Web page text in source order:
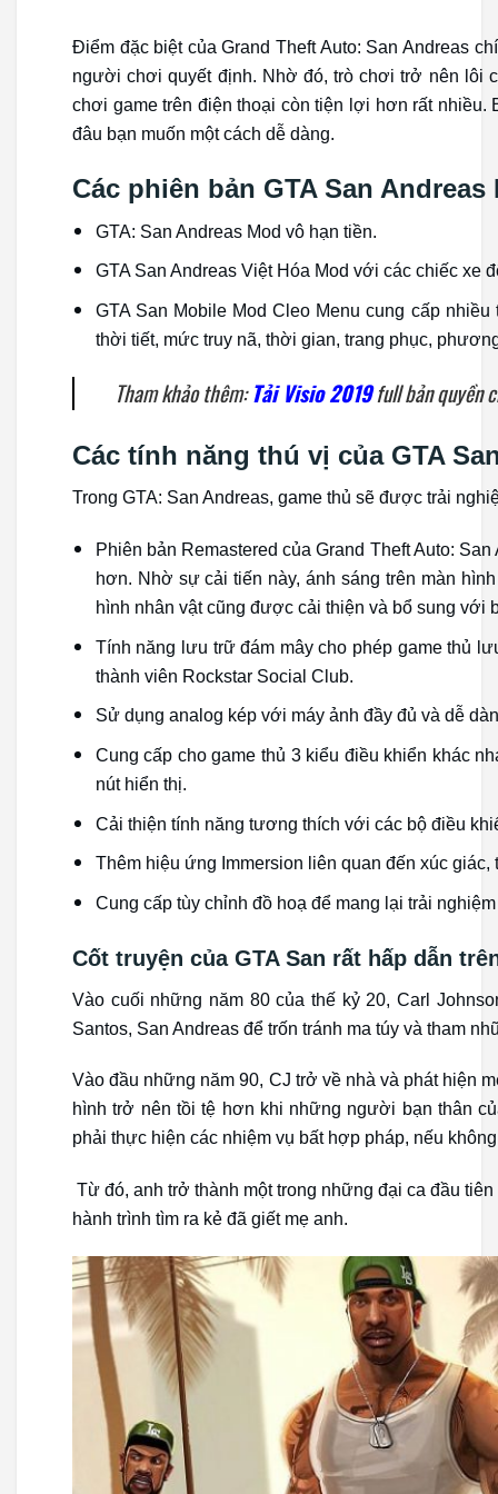
Điểm đặc biệt của Grand Theft Auto: San Andreas
người chơi quyết định. Nhờ đó, trò chơi trở nên lôi
chơi game trên điện thoại còn tiện lợi hơn rất
đâu bạn muốn một cách dễ dàng.
Các phiên bản GTA San
GTA: San Andreas Mod vô hạn tiền.
GTA San Andreas Việt Hóa Mod với các chiếc xe
GTA San Mobile Mod Cleo Menu cung cấp
thời tiết, mức truy nã, thời gian, trang phục,
Tham khảo thêm:Tải Visio 2019full bản quyền
Các tính năng thú vị của GTA
Trong GTA: San Andreas, game thủ sẽ được trải
Phiên bản Remastered của Grand Theft Auto:
hơn. Nhờ sự cải tiến này, ánh sáng trên màn
hình nhân vật cũng được cải thiện và bổ sung
Tính năng lưu trữ đám mây cho phép game thủ
thành viên Rockstar Social Club.
Sử dụng analog kép với máy ảnh đầy đủ và dễ
Cung cấp cho game thủ 3 kiểu điều khiển khác
nút hiển thị.
Cải thiện tính năng tương thích với các bộ điều
Thêm hiệu ứng Immersion liên quan đến xúc
Cung cấp tùy chỉnh đồ hoạ để mang lại trải
Cốt truyện của GTA San rất hấp dẫn
Vào cuối những năm 80 của thế kỷ 20, Carl
Santos, San Andreas để trốn tránh ma túy và tham
Vào đầu những năm 90, CJ trở về nhà và phát hiện
hình trở nên tồi tệ hơn khi những người bạn thân
phải thực hiện các nhiệm vụ bất hợp pháp, nếu
Từ đó, anh trở thành một trong những đại ca đầu
hành trình tìm ra kẻ đã giết mẹ anh.